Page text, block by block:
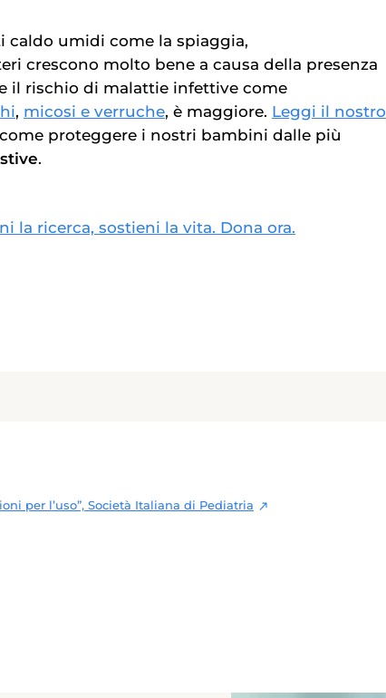
umidi come la spiaggia,
crescono molto bene a causa della presenza
il rischio di malattie infettive come
, micosi e verruche, è maggiore. Leggi il nostro
proteggere i nostri bambini dalle più
.
la ricerca, sostieni la vita. Dona ora.
per l’uso”, Società Italiana di Pediatria